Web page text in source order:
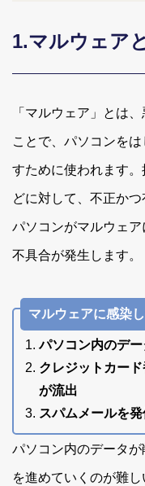
1.マルウェア
「マルウェア」とは
ことで、パソコンを
すために使われます
どに対して、不正かつ
パソコンがマルウェ
不具合が発生します。
マルウェアに感染
パソコン内のデ
クレジットカー
が流出
スパムメールを
パソコン内のデータ
を進めていくのが難